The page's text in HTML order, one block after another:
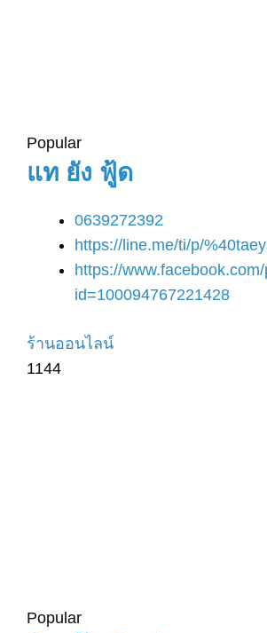
Popular
แท ยัง ฟู้ด
0639272392
https://line.me/ti/p/
https://
id=100094767221428
ร้านออนไลน์
1144
Popular